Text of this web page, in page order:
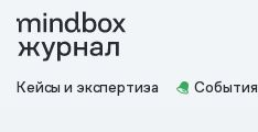
Кейсы и экспертиза События